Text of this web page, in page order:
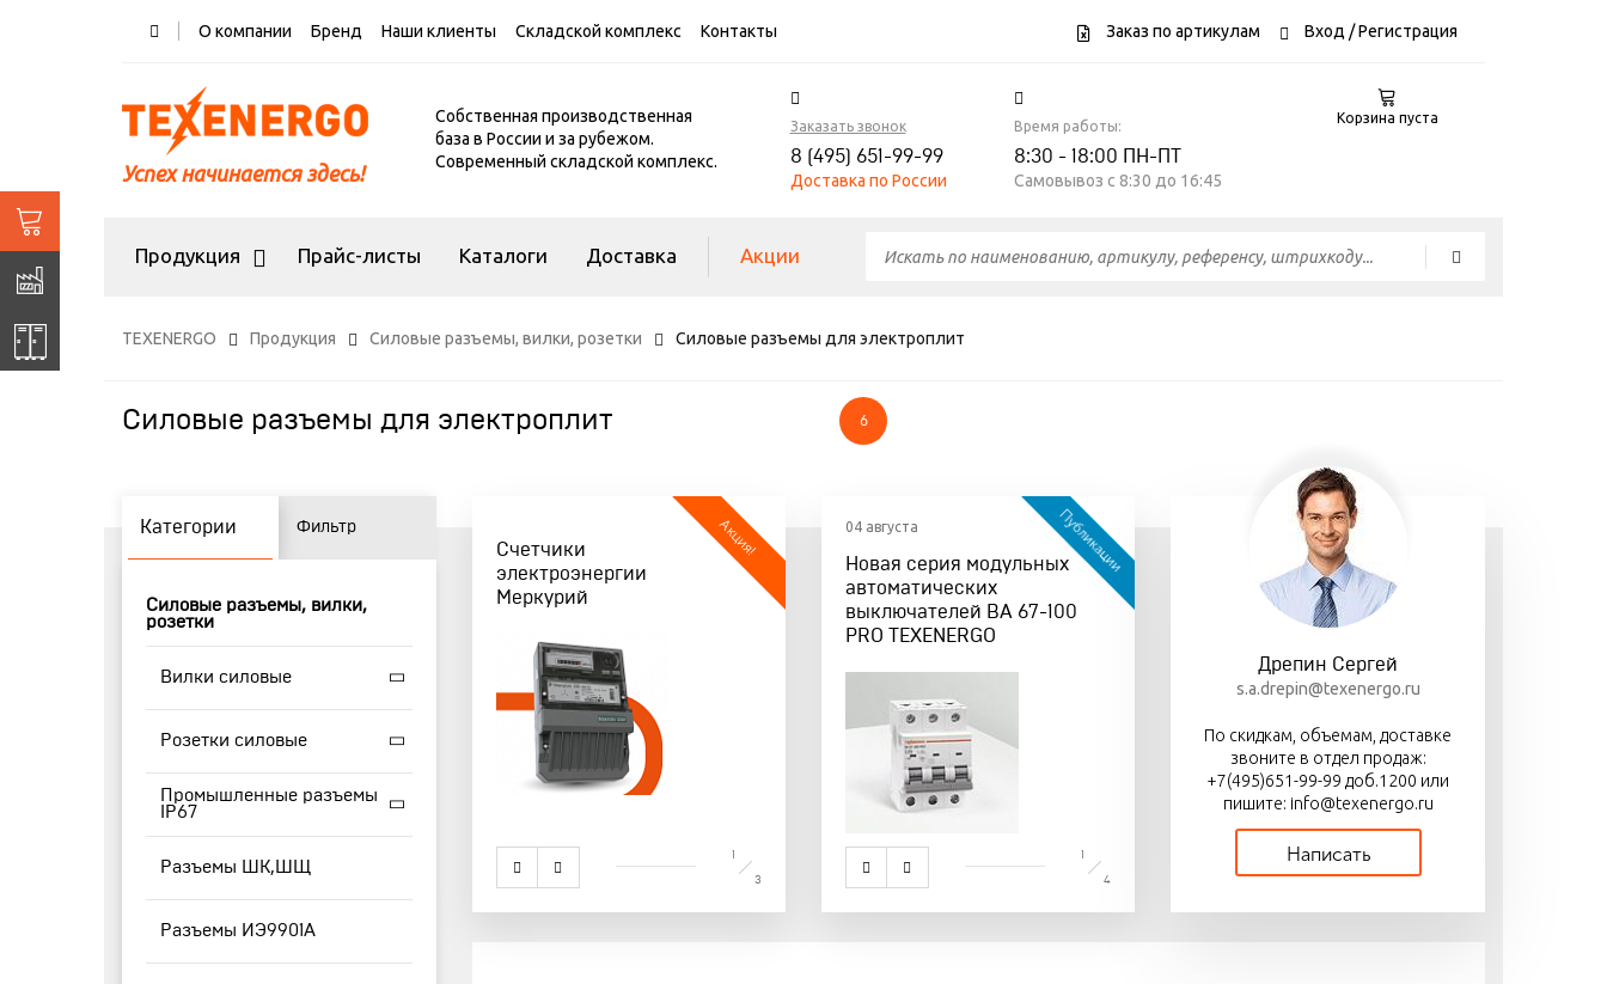
О компании Бренд Наши клиенты Складской комплекс Контакты Заказ по артикулам Вход / Регистрация
Успех начинается здесь!
Собственная производственная
база в России и за рубежом.
Современный складской комплекс.
Заказать звонок
8 (495) 651-99-99
Доставка по России
Время работы:
8:30 - 18:00 ПН-ПТ
Самовывоз c 8:30 до 16:45
Корзина пуста
Продукция Прайс-листы Каталоги Доставка Акции
TEXENERGO Продукция Силовые разъемы, вилки, розетки Силовые разъемы для электроплит
Силовые разъемы для электроплит 6
Категории Фильтр
Силовые разъемы, вилки,
розетки
Вилки силовые
Розетки силовые
Промышленные разъемы
IP67
Разъемы ШК,ШЩ
Разъемы ИЭ9901А
Акция!
Счетчики
электроэнергии
Меркурий
Изолента ПВХ
«ПРЕМИУМ-КЛАССА» и
«ЭКОНОМ»
Доставка «Деловыми
линиями»
1
3
Публикации
04 августа
Новая серия модульных
автоматических
выключателей ВА 67-100
PRO TEXENERGO
Выключатели нагрузки
перекидные ВР П-67
автоматических
выключателей ВА69
расцепителем
1
4
Дрепин Сергей
s.a.drepin@texenergo.ru
По скидкам, объемам, доставке
звоните в отдел продаж:
+7(495)651-99-99 доб.1200 или
пишите: info@texenergo.ru
Написать